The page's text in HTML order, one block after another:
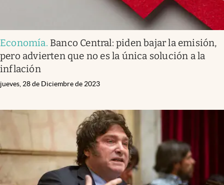
Economía. Banco Central: piden bajar la emisión,
pero advierten que no es la única solución a la
inflación
jueves, 28 de Diciembre de 2023